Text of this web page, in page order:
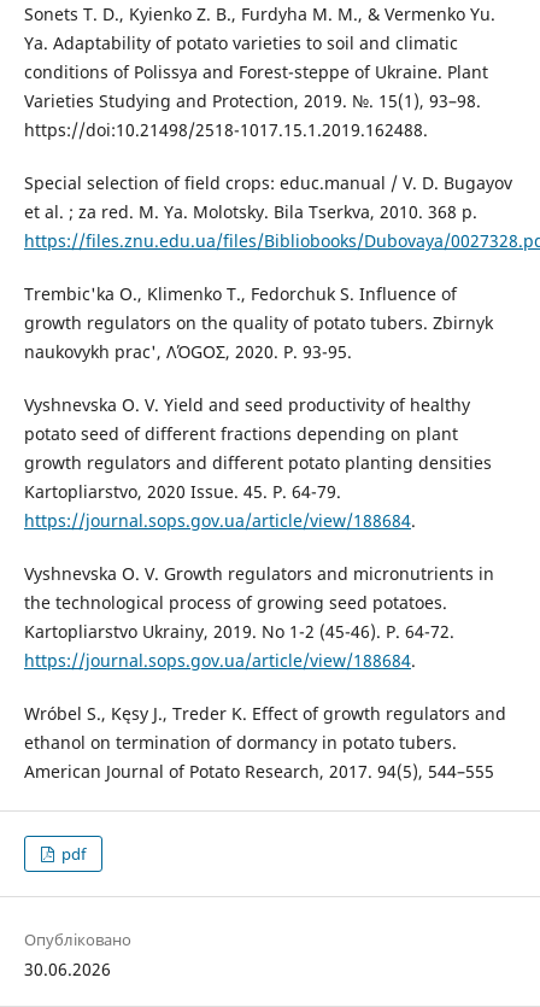
Sonets T. D., Kyienko Z. B., Furdyha M. M., & Vermenko Yu.
Ya. Adaptability of potato varieties to soil and climatic
conditions of Polissya and Forest-steppe of Ukraine. Plant
Varieties Studying and Protection, 2019. №. 15(1), 93–98.
https://doi:10.21498/2518-1017.15.1.2019.162488.
Special selection of field crops: educ.manual / V. D. Bugayov
et al. ; za red. M. Ya. Molotsky. Bila Tserkva, 2010. 368 p.
https://files.znu.edu.ua/files/Bibliobooks/Dubovaya/
Trembіc'ka O., Klimenko T., Fedorchuk S. Influence of
growth regulators on the quality of potato tubers. Zbіrnyk
naukovykh prac', ΛΌGOΣ, 2020. Р. 93-95.
Vyshnevska O. V. Yield and seed productivity of healthy
potato seed of different fractions depending on plant
growth regulators and different potato planting densities
Kartopliarstvo, 2020 Issue. 45. P. 64-79.
https://journal.sops.gov.ua/article/view/188684.
Vyshnevska O. V. Growth regulators and micronutrients in
the technological process of growing seed potatoes.
Kartopliarstvo Ukrainy, 2019. No 1-2 (45-46). P. 64-72.
https://journal.sops.gov.ua/article/view/188684.
Wróbel S., Kęsy J., Treder K. Effect of growth regulators and
ethanol on termination of dormancy in potato tubers.
American Journal of Potato Research, 2017. 94(5), 544–555
pdf
Опубліковано
30.06.2026